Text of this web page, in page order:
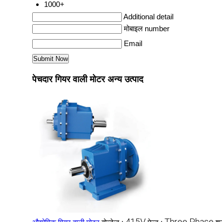
1000+
Additional detail
मोबाइल number
Email
पेचदार गियर वाली मोटर अन्य उत्पाद